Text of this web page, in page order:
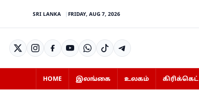
SRI LANKA FRIDAY, AUG 7, 2026
HOME இலங்கை உலகம் கிரிக்கெட்